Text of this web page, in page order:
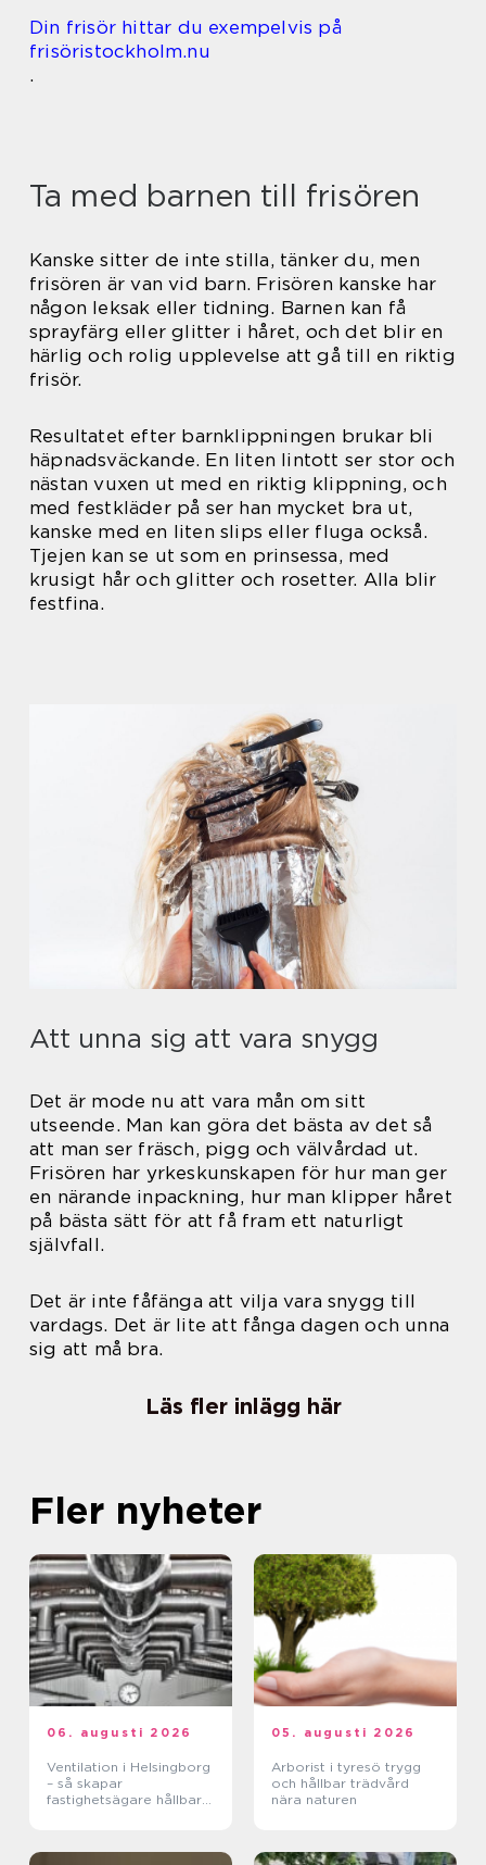
Din frisör hittar du exempelvis på
frisöristockholm.nu
.
Ta med barnen till frisören
Kanske sitter de inte stilla, tänker du, men
frisören är van vid barn. Frisören kanske har
någon leksak eller tidning. Barnen kan få
sprayfärg eller glitter i håret, och det blir en
härlig och rolig upplevelse att gå till en riktig
frisör.
Resultatet efter barnklippningen brukar bli
häpnadsväckande. En liten lintott ser stor och
nästan vuxen ut med en riktig klippning, och
med festkläder på ser han mycket bra ut,
kanske med en liten slips eller fluga också.
Tjejen kan se ut som en prinsessa, med
krusigt hår och glitter och rosetter. Alla blir
festfina.
Att unna sig att vara snygg
Det är mode nu att vara mån om sitt
utseende. Man kan göra det bästa av det så
att man ser fräsch, pigg och välvårdad ut.
Frisören har yrkeskunskapen för hur man ger
en närande inpackning, hur man klipper håret
på bästa sätt för att få fram ett naturligt
självfall.
Det är inte fåfänga att vilja vara snygg till
vardags. Det är lite att fånga dagen och unna
sig att må bra.
Läs fler inlägg här
Fler nyheter
06. augusti 2026
Ventilation i Helsingborg
– så skapar
fastighetsägare hållbara
05. augusti 2026
Arborist i tyresö trygg
och hållbar trädvård
nära naturen